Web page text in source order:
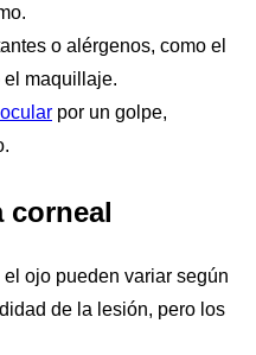
o alérgenos, como el
el maquillaje.
por un golpe,
corneal
ojo pueden variar según
de la lesión, pero los